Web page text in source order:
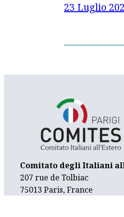
23 Luglio
Comitato degli Italiani
207 rue de Tolbiac
75013 Paris, France